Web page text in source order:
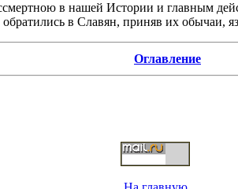
в нашей Истории и главным
в Славян, приняв их обычаи,
Оглавление